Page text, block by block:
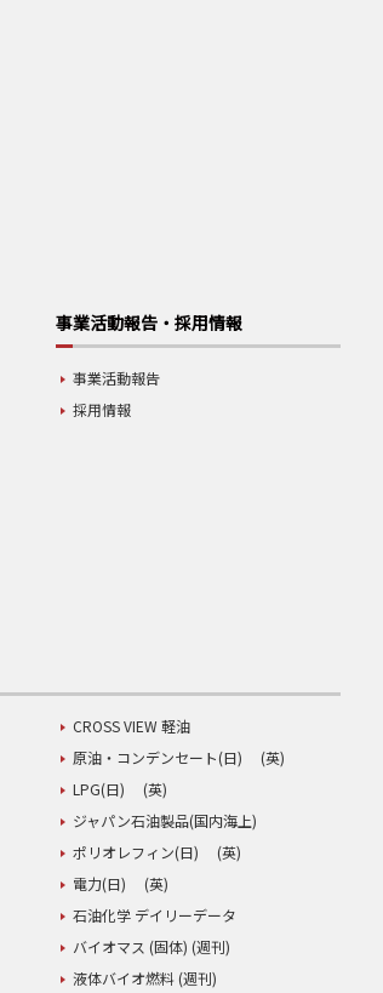
事業活動報告・採用情報
事業活動報告
採用情報
CROSS VIEW 軽油
原油・コンデンセート(日)
(英)
LPG(日)
(英)
ジャパン石油製品(国内海上)
ポリオレフィン(日)
(英)
電力(日)
(英)
石油化学 デイリーデータ
バイオマス (固体) (週刊)
液体バイオ燃料 (週刊)